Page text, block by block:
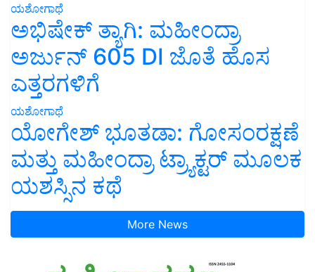
ಯಶೋಗಾಥೆ
ಅಭಿಷೇಕ್ ತ್ಯಾಗಿ: ಮಹೀಂದ್ರಾ
ಅರ್ಜುನ್ 605 DI ಜೊತೆ ಹೊಸ
ಎತ್ತರಗಳಿಗೆ
ಯಶೋಗಾಥೆ
ಯೋಗೇಶ್ ಭೂತಡಾ: ಗೋಸಂರಕ್ಷಣೆ
ಮತ್ತು ಮಹೀಂದ್ರಾ ಟ್ರ್ಯಾಕ್ಟರ್ ಮೂಲಕ
ಯಶಸ್ಸಿನ ಕಥೆ
More News